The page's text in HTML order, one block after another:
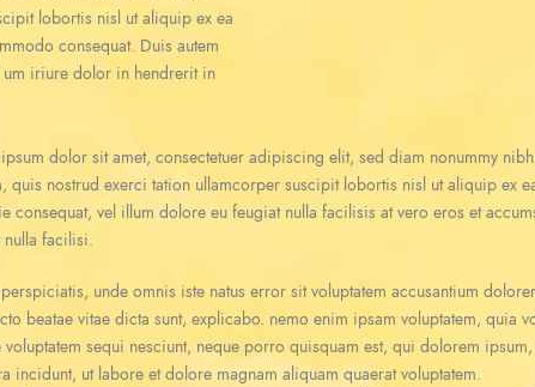
lobortis nisl ut aliquip ex ea
consequat. Duis autem
um iriure dolor in hendrerit in
dolor sit amet, consectetuer adipiscing elit, sed diam nonummy
quis nostrud exerci tation ullamcorper suscipit lobortis nisl ut aliquip ex
consequat, vel illum dolore eu feugiat nulla facilisis at vero eros et
nulla facilisi.
unde omnis iste natus error sit voluptatem accusantium
beatae vitae dicta sunt, explicabo. nemo enim ipsam voluptatem,
voluptatem sequi nesciunt, neque porro quisquam est, qui dolorem
incidunt, ut labore et dolore magnam aliquam quaerat voluptatem.